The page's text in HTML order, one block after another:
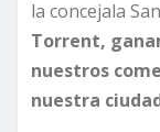
la concejala
Torrent,
nuestros
nuestra